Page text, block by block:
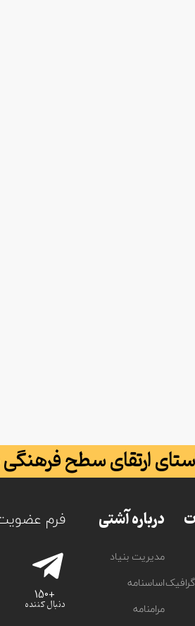
ارتقای سطح فرهنگی
درباره آشتی
مدیریت بنیاد
اساسنامه
مرامنامه
فرم
+150
دنبال کننده